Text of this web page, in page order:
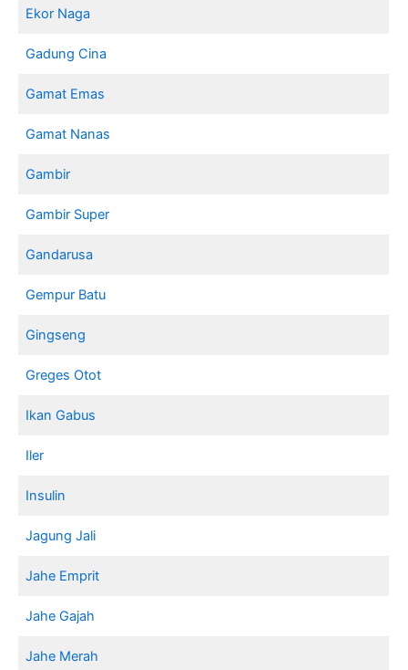
Ekor Naga
Gadung Cina
Gamat Emas
Gamat Nanas
Gambir
Gambir Super
Gandarusa
Gempur Batu
Gingseng
Greges Otot
Ikan Gabus
Iler
Insulin
Jagung Jali
Jahe Emprit
Jahe Gajah
Jahe Merah